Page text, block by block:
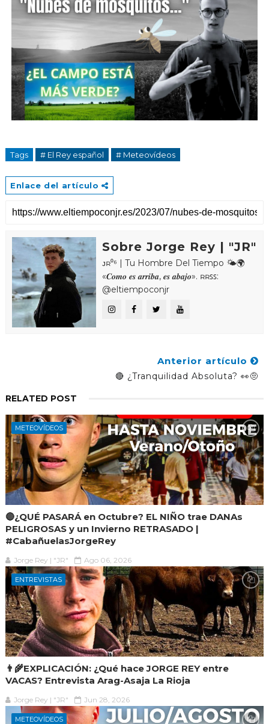
Tags # El Rey español # Meteovídeos
Enlace del artículo
Sobre Jorge Rey | "JR"
ᴊʀ⁰⁶ | Tu Hombre Del Tiempo 🌤🌍
«𝑪𝒐𝒎𝒐 𝒆𝒔 𝒂𝒓𝒓𝒊𝒃𝒂, 𝒆𝒔 𝒂𝒃𝒂𝒋𝒐». ʀʀꜱꜱ:
@eltiempoconjr
Anterior artículo
🔴 ¿Tranquilidad Absoluta? 👀🤨
RELATED POST
METEOVÍDEOS
🔴¿QUÉ PASARÁ en Octubre? EL NIÑO trae DANAs
PELIGROSAS y un Invierno RETRASADO |
#CabañuelasJorgeRey
Jorge Rey | "JR" Ago 06, 2026
ENTREVISTAS
👨‍🌾EXPLICACIÓN: ¿Qué hace JORGE REY entre
VACAS? Entrevista Arag-Asaja La Rioja
Jorge Rey | "JR" Jun 28, 2026
METEOVÍDEOS